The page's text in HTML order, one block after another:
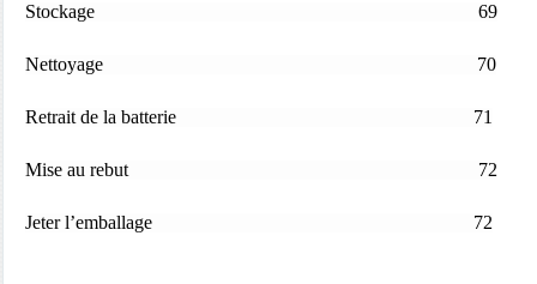
Stockage 69
Nettoyage 70
Retrait de la batterie 71
Mise au rebut 72
Jeter l’emballage 72